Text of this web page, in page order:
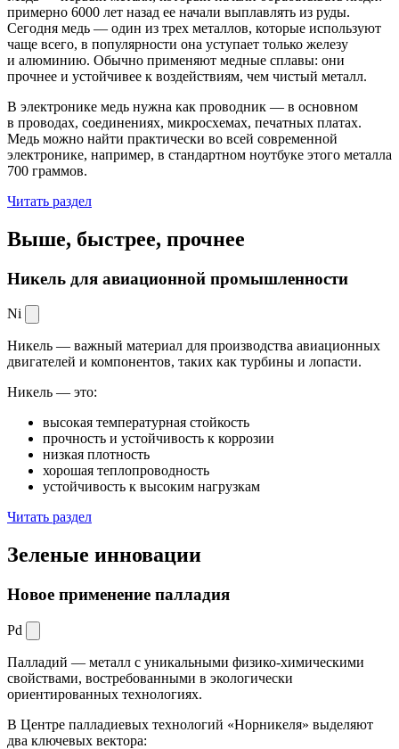
примерно 6000 лет назад ее начали выплавлять из руды.
Сегодня медь — один из трех металлов, которые используют
чаще всего, в популярности она уступает только железу
и алюминию. Обычно применяют медные сплавы: они
прочнее и устойчивее к воздействиям, чем чистый металл.
В электронике медь нужна как проводник — в основном
в проводах, соединениях, микросхемах, печатных платах.
Медь можно найти практически во всей современной
электронике, например, в стандартном ноутбуке этого металла
700 граммов.
Читать раздел
Выше, быстрее, прочнее
Никель для авиационной промышленности
Ni
Никель — важный материал для производства авиационных
двигателей и компонентов, таких как турбины и лопасти.
Никель — это:
высокая температурная стойкость
прочность и устойчивость к коррозии
низкая плотность
хорошая теплопроводность
устойчивость к высоким нагрузкам
Читать раздел
Зеленые инновации
Новое применение палладия
Pd
Палладий — металл с уникальными физико-химическими
свойствами, востребованными в экологически
ориентированных технологиях.
В Центре палладиевых технологий «Норникеля» выделяют
два ключевых вектора: